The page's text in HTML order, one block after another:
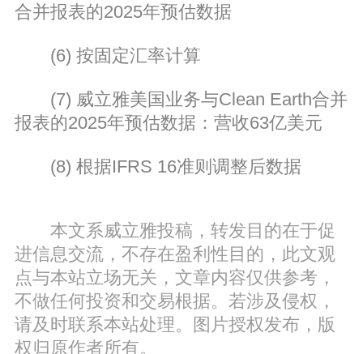
合并报表的2025年预估数据
(6) 按固定汇率计算
(7) 威立雅美国业务与Clean Earth合并
报表的2025年预估数据：营收63亿美元
(8) 根据IFRS 16准则调整后数据
本文系威立雅投稿，转发目的在于促
进信息交流，不存在盈利性目的，此文观
点与本站立场无关，文章内容仅供参考，
不做任何投资和交易根据。若涉及侵权，
请及时联系本站处理。图片授权发布，版
权归原作者所有。